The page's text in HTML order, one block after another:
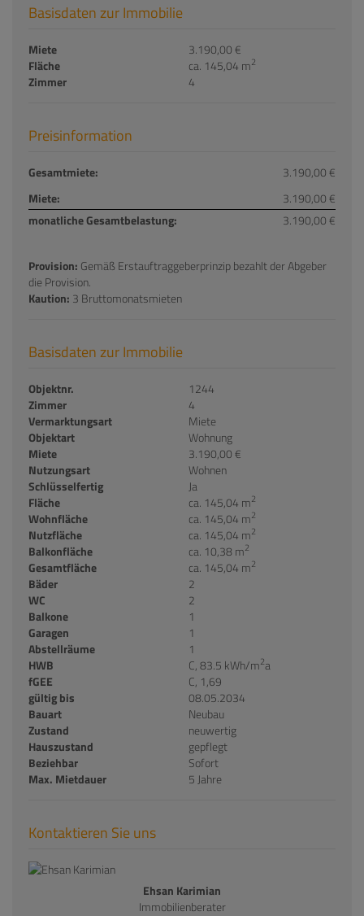
Basisdaten zur Immobilie
Miete
3.190,00 €
Fläche
ca. 145,04 m2
Zimmer 4
Preisinformation
Gesamtmiete:
3.190,00 €
Miete:
3.190,00 €
monatliche Gesamtbelastung:
3.190,00 €
Provision: Gemäß Erstauftraggeberprinzip bezahlt der Abgeber
die Provision.
Kaution: 3 Bruttomonatsmieten
Basisdaten zur Immobilie
Objektnr.
1244
Zimmer
4
Vermarktungsart
Miete
Objektart
Wohnung
Miete
3.190,00 €
Nutzungsart
Wohnen
Schlüsselfertig
Ja
Fläche
ca. 145,04 m2
Wohnfläche ca. 145,04 m2
Nutzfläche ca. 145,04 m2
Balkonfläche ca. 10,38 m2
Gesamtfläche ca. 145,04 m2
Bäder
2
WC
2
Balkone
1
Garagen
1
Abstellräume
1
HWB
C, 83.5 kWh/m2a
fGEE
C, 1,69
gültig bis
08.05.2034
Bauart
Neubau
Zustand
neuwertig
Hauszustand
gepflegt
Beziehbar
Sofort
Max. Mietdauer
5 Jahre
Kontaktieren Sie uns
Ehsan Karimian
Immobilienberater